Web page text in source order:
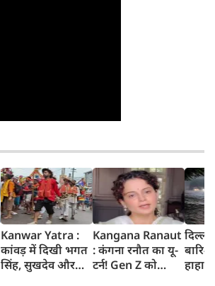
Kanwar Yatra :
कांवड़ में दिखी भगत
सिंह, सुखदेव और
Kangana Ranaut
: कंगना रनौत का यू-
टर्न! Gen Z को